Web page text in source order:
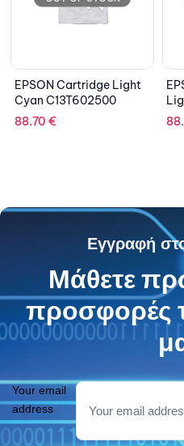
Light
EPSON Cartridge
Light Magenta
Εγγραφή
Μάθετε
προσφορές
Your email
address